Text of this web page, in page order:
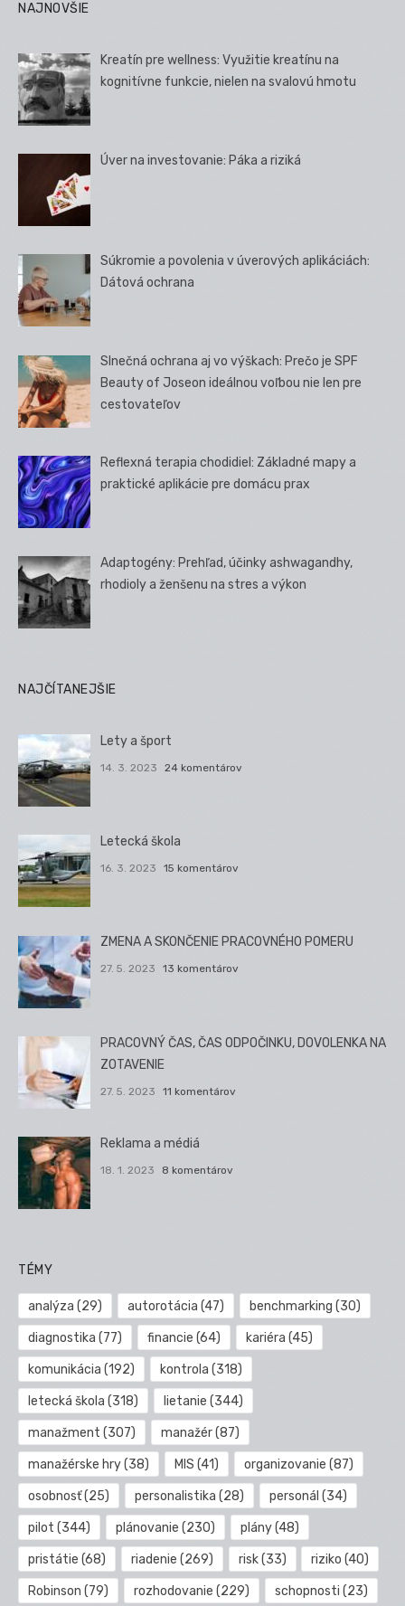
NAJNOVŠIE
Kreatín pre wellness: Využitie kreatínu na
kognitívne funkcie, nielen na svalovú hmotu
Úver na investovanie: Páka a riziká
Súkromie a povolenia v úverových aplikáciách:
Dátová ochrana
Slnečná ochrana aj vo výškach: Prečo je SPF
Beauty of Joseon ideálnou voľbou nie len pre
cestovateľov
Reflexná terapia chodidiel: Základné mapy a
praktické aplikácie pre domácu prax
Adaptogény: Prehľad, účinky ashwagandhy,
rhodioly a ženšenu na stres a výkon
NAJČÍTANEJŠIE
Lety a šport
14. 3. 2023 24 komentárov
Letecká škola
16. 3. 2023 15 komentárov
ZMENA A SKONČENIE PRACOVNÉHO POMERU
27. 5. 2023 13 komentárov
PRACOVNÝ ČAS, ČAS ODPOČINKU, DOVOLENKA NA
ZOTAVENIE
27. 5. 2023 11 komentárov
Reklama a médiá
18. 1. 2023 8 komentárov
TÉMY
analýza (29) autorotácia (47) benchmarking (30)
diagnostika (77) financie (64) kariéra (45)
komunikácia (192) kontrola (318)
letecká škola (318) lietanie (344)
manažment (307) manažér(87)
manažérske hry(38) MIS (41) organizovanie (87)
osobnosť(25) personalistika (28) personál (34)
pilot (344) plánovanie (230) plány(48)
pristátie (68) riadenie (269) risk(33) riziko (40)
Robinson (79) rozhodovanie (229) schopnosti (23)